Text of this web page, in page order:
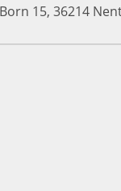
15, 36214